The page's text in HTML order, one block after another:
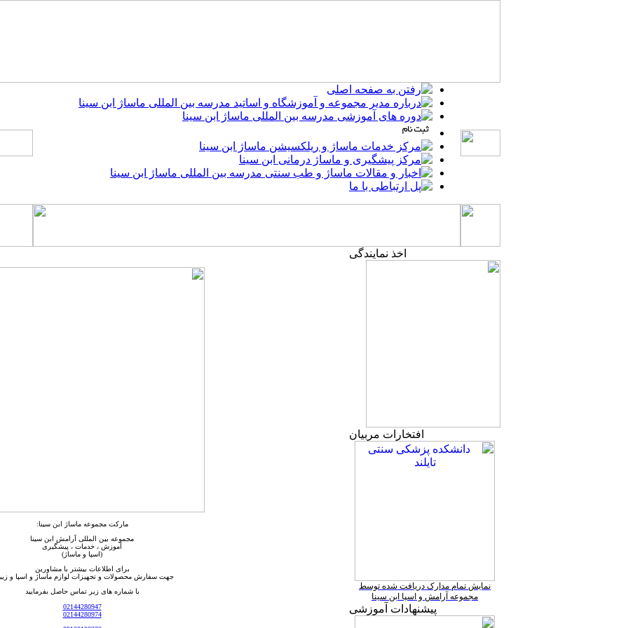
مارکت مجموعه ماساژ ابن سینا:
مجموعه بین المللی آرامش ابن سینا
آموزش ، خدمات ، پیشگیری
(اسپا و ماساژ)
برای اطلاعات بیشتر با مشاورین
جهت سفارش محصولات و تجهیزات لوازم ماساژ و اسپا و
با شماره های زیر تماس حاصل بفرمایید
02144280947
02144280974
اخذ نمایندگی
افتخارات مربیان
نمایش تمام مدارک دریافت شده توسط
مجموعه آرامش و اسپا ابن سینا
پیشنهادات آموزشی